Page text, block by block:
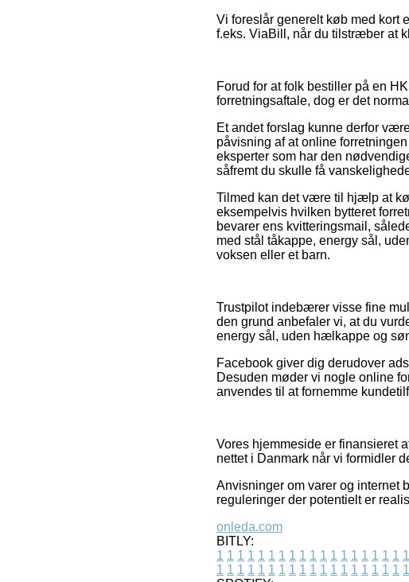
Vi foreslår generelt køb med kort
f.eks. ViaBill, når du tilstræber at
Forud for at folk bestiller på en
forretningsaftale, dog er det
Et andet forslag kunne derfor
påvisning af at online
eksperter som har den
såfremt du skulle få
Tilmed kan det være til hjælp at
eksempelvis hvilken bytteret
bevarer ens kvitteringsmail,
med stål tåkappe, energy sål,
voksen eller et barn.
Trustpilot indebærer visse fine
den grund anbefaler vi, at du
energy sål, uden hælkappe og
Facebook giver dig derudover
Desuden møder vi nogle online
anvendes til at fornemme
Vores hjemmeside er finansieret
nettet i Danmark når vi formidler
Anvisninger om varer og internet
reguleringer der potentielt er
onleda.com
BITLY:
1 1 1 1 1 1 1 1 1 1 1 1 1 1 1 1 1 1 1
1 1 1 1 1 1 1 1 1 1 1 1 1 1 1 1 1 1 1